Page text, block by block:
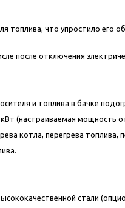
топлива, что упростило его
после отключения
и топлива в бачке
(настраиваемая мощность
котла, перегрева топлива,
стали